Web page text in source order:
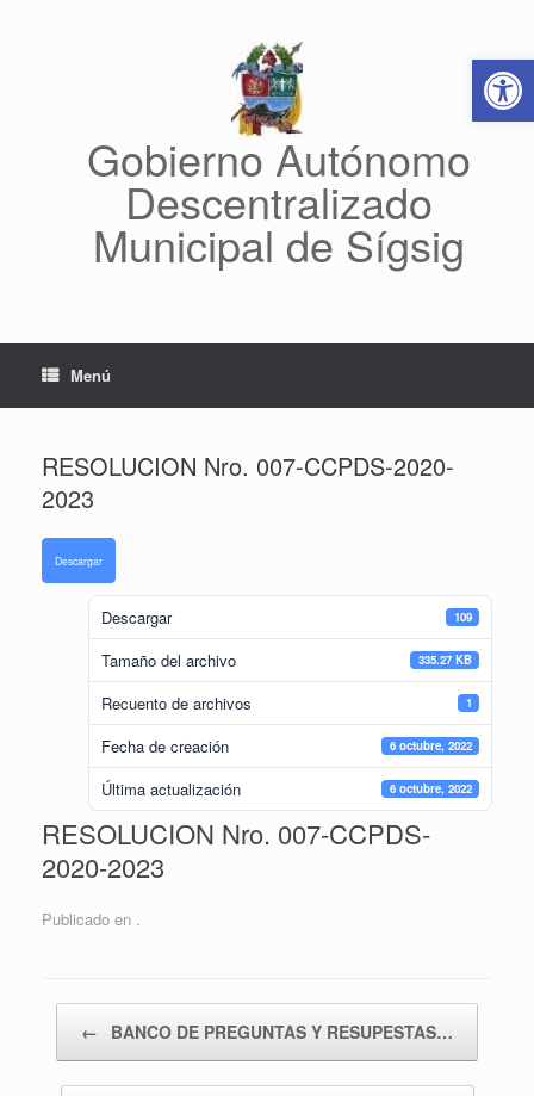
Abrir
Gobierno Autónomo
Descentralizado
Municipal de Sígsig
Menú
RESOLUCION Nro. 007-CCPDS-2020-
2023
Descargar
Descargar 109
Tamaño del archivo 335.27 KB
Recuento de archivos 1
Fecha de creación 6 octubre, 2022
Última actualización 6 octubre, 2022
RESOLUCION Nro. 007-CCPDS-
2020-2023
Publicado en .
← BANCO DE PREGUNTAS Y RESUPESTAS…